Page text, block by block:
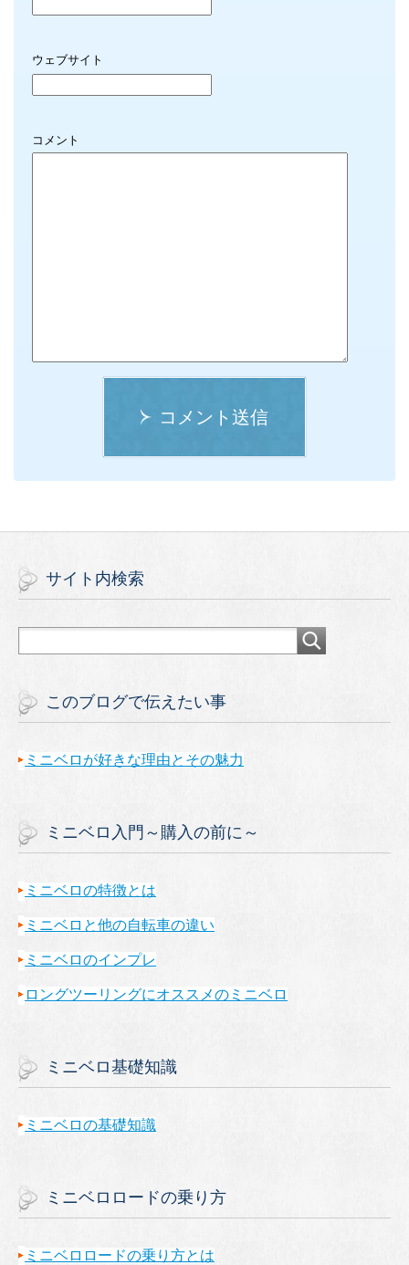
ウェブサイト
コメント
コメント送信
サイト内検索
このブログで伝えたい事
ミニベロが好きな理由とその魅力
ミニベロ入門～購入の前に～
ミニベロの特徴とは
ミニベロと他の自転車の違い
ミニベロのインプレ
ロングツーリングにオススメのミニベロ
ミニベロ基礎知識
ミニベロの基礎知識
ミニベロロードの乗り方
ミニベロロードの乗り方とは